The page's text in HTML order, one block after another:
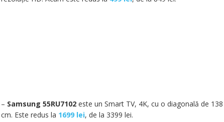
– Samsung 55RU7102este un Smart TV, 4K, cu o diagonală de 138
cm. Este redus la 1699 lei, de la 3399 lei.